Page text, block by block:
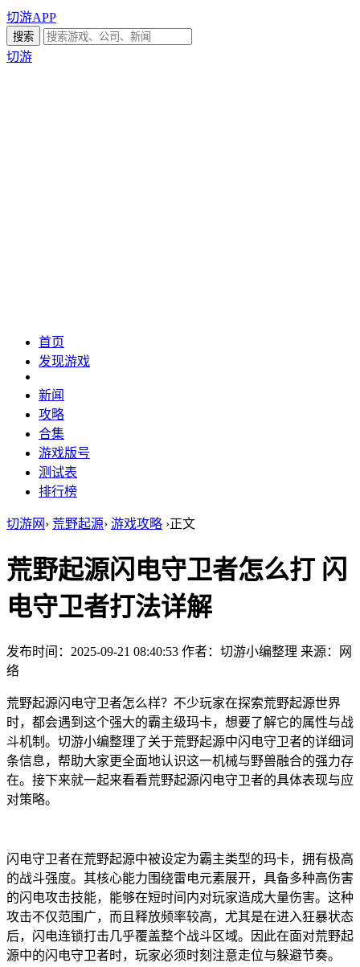
切游APP
切游
首页
发现游戏
新闻
攻略
合集
游戏版号
测试表
排行榜
切游网 › 荒野起源› 游戏攻略 ›正文
荒野起源闪电守卫者怎么打 闪
电守卫者打法详解
发布时间：2025-09-21 08:40:53 作者：切游小编整理 来源：网
络
荒野起源闪电守卫者怎么样？不少玩家在探索荒野起源世界
时，都会遇到这个强大的霸主级玛卡，想要了解它的属性与战
斗机制。切游小编整理了关于荒野起源中闪电守卫者的详细词
条信息，帮助大家更全面地认识这一机械与野兽融合的强力存
在。接下来就一起来看看荒野起源闪电守卫者的具体表现与应
对策略。
闪电守卫者在荒野起源中被设定为霸主类型的玛卡，拥有极高
的战斗强度。其核心能力围绕雷电元素展开，具备多种高伤害
的闪电攻击技能，能够在短时间内对玩家造成大量伤害。这种
攻击不仅范围广，而且释放频率较高，尤其是在进入狂暴状态
后，闪电连锁打击几乎覆盖整个战斗区域。因此在面对荒野起
源中的闪电守卫者时，玩家必须时刻注意走位与躲避节奏。